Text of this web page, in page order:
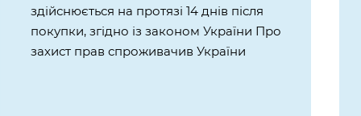
здійснюється на протязі 14 днів після
покупки, згідно із законом України Про
захист прав спроживачив України